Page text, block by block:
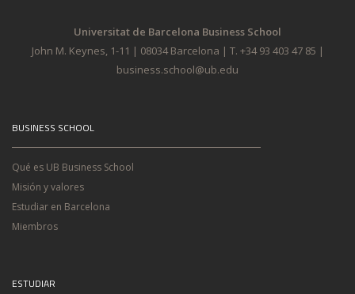
Universitat de Barcelona Business School
John M. Keynes, 1-11 | 08034 Barcelona | T. +34 93 403 47 85 |
business.school@ub.edu
BUSINESS SCHOOL
Qué es UB Business School
Misión y valores
Estudiar en Barcelona
Miembros
ESTUDIAR